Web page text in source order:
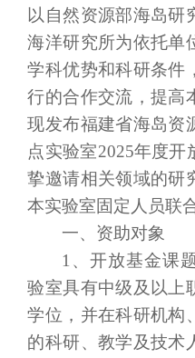
以自然资源部海岛研
海洋研究所为依托单
学科优势和科研条件
行的合作交流，提高
现发布福建省海岛资
点实验室2025年度
挚邀请相关领域的研
本实验室固定人员联
一、资助对象
1、开放基金课
验室具有中级及以上
学位，并在科研机构
的科研、教学及技术